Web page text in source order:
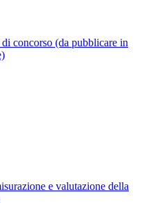
concorso (da pubblicare in
e valutazione della